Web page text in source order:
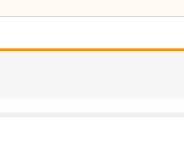
磯子みみはなの
中崎 浩一